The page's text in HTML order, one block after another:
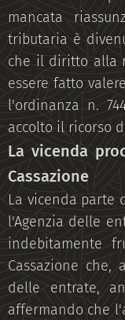
mancata
tributaria è
che il diritto alla
essere fatto
l'ordinanza n.
accolto il ricorso
La vicenda
Cassazione
La vicenda parte
l'Agenzia delle
indebitamente
Cassazione che,
delle entrate,
affermando che